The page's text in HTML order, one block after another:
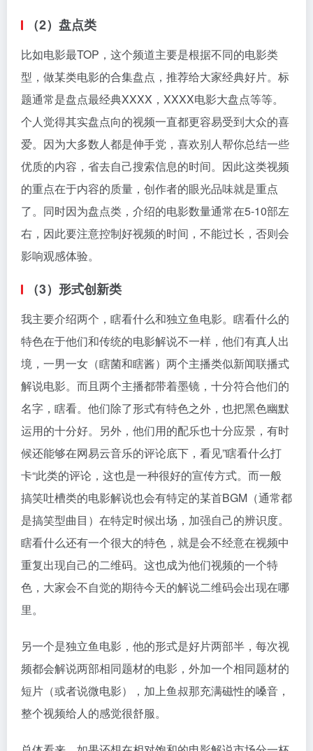
（2）盘点类
比如电影最TOP，这个频道主要是根据不同的电影类
型，做某类电影的合集盘点，推荐给大家经典好片。标
题通常是盘点最经典XXXX，XXXX电影大盘点等等。
个人觉得其实盘点向的视频一直都更容易受到大众的喜
爱。因为大多数人都是伸手党，喜欢别人帮你总结一些
优质的内容，省去自己搜索信息的时间。因此这类视频
的重点在于内容的质量，创作者的眼光品味就是重点
了。同时因为盘点类，介绍的电影数量通常在5-10部左
右，因此要注意控制好视频的时间，不能过长，否则会
影响观感体验。
（3）形式创新类
我主要介绍两个，瞎看什么和独立鱼电影。瞎看什么的
特色在于他们和传统的电影解说不一样，他们有真人出
境，一男一女（瞎菌和瞎酱）两个主播类似新闻联播式
解说电影。而且两个主播都带着墨镜，十分符合他们的
名字，瞎看。他们除了形式有特色之外，也把黑色幽默
运用的十分好。另外，他们用的配乐也十分应景，有时
候还能够在网易云音乐的评论底下，看见”瞎看什么打
卡“此类的评论，这也是一种很好的宣传方式。而一般
搞笑吐槽类的电影解说也会有特定的某首BGM（通常都
是搞笑型曲目）在特定时候出场，加强自己的辨识度。
瞎看什么还有一个很大的特色，就是会不经意在视频中
重复出现自己的二维码。这也成为他们视频的一个特
色，大家会不自觉的期待今天的解说二维码会出现在哪
里。
另一个是独立鱼电影，他的形式是好片两部半，每次视
频都会解说两部相同题材的电影，外加一个相同题材的
短片（或者说微电影），加上鱼叔那充满磁性的嗓音，
整个视频给人的感觉很舒服。